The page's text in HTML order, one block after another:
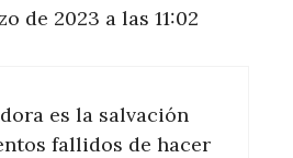
de 2023 a las 11:02
es la salvación
fallidos de hacer